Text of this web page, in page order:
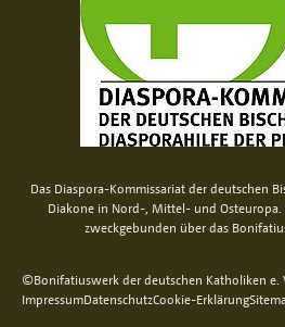
Das Diaspora-Kommissariat der deutschen
Diakone in Nord-, Mittel- und
zweckgebunden über das
©Bonifatiuswerk der deutschen Katholiken e.
ImpressumDatenschutzCookie-Erklärung